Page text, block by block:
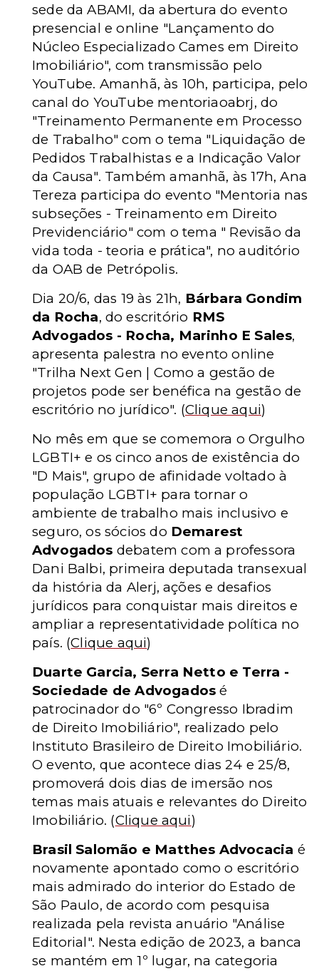
sede da ABAMI, da abertura do evento
presencial e online "Lançamento do
Núcleo Especializado Cames em Direito
Imobiliário", com transmissão pelo
YouTube. Amanhã, às 10h, participa, pelo
canal do YouTube mentoriaoabrj, do
"Treinamento Permanente em Processo
de Trabalho" com o tema "Liquidação de
Pedidos Trabalhistas e a Indicação Valor
da Causa". Também amanhã, às 17h, Ana
Tereza participa do evento "Mentoria nas
subseções - Treinamento em Direito
Previdenciário" com o tema " Revisão da
vida toda - teoria e prática", no auditório
da OAB de Petrópolis.
Dia 20/6, das 19 às 21h, Bárbara Gondim
da Rocha, do escritório RMS
Advogados - Rocha, Marinho E Sales,
apresenta palestra no evento online
"Trilha Next Gen | Como a gestão de
projetos pode ser benéfica na gestão de
escritório no jurídico". (Clique aqui)
No mês em que se comemora o Orgulho
LGBTI+ e os cinco anos de existência do
"D Mais", grupo de afinidade voltado à
população LGBTI+ para tornar o
ambiente de trabalho mais inclusivo e
seguro, os sócios do Demarest
Advogados debatem com a professora
Dani Balbi, primeira deputada transexual
da história da Alerj, ações e desafios
jurídicos para conquistar mais direitos e
ampliar a representatividade política no
país. (Clique aqui)
Duarte Garcia, Serra Netto e Terra -
Sociedade de Advogados é
patrocinador do "6º Congresso Ibradim
de Direito Imobiliário", realizado pelo
Instituto Brasileiro de Direito Imobiliário.
O evento, que acontece dias 24 e 25/8,
promoverá dois dias de imersão nos
temas mais atuais e relevantes do Direito
Imobiliário. (Clique aqui)
Brasil Salomão e Matthes Advocacia é
novamente apontado como o escritório
mais admirado do interior do Estado de
São Paulo, de acordo com pesquisa
realizada pela revista anuário "Análise
Editorial". Nesta edição de 2023, a banca
se mantém em 1º lugar, na categoria